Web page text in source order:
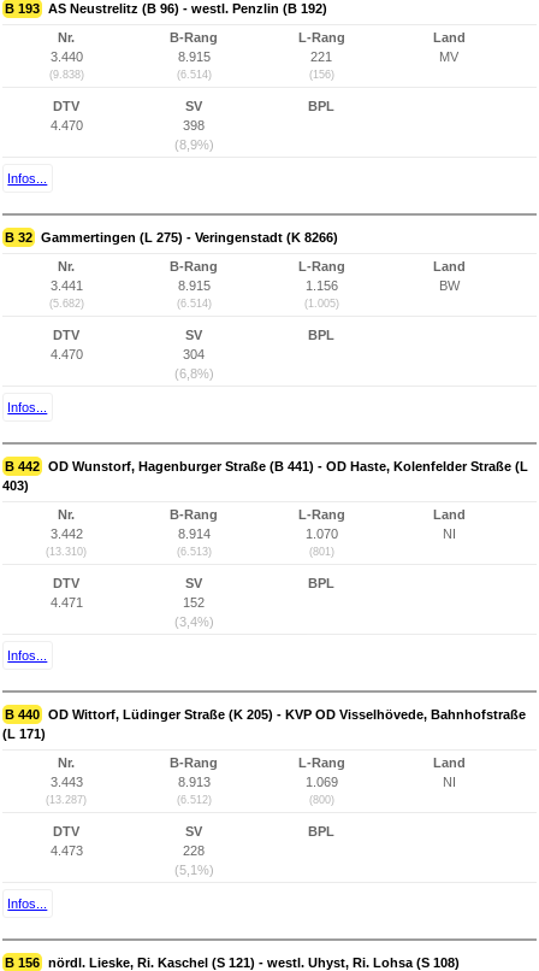
B 193 AS Neustrelitz (B 96) - westl. Penzlin (B 192)
Nr.
3.440
(9.838)
B-Rang
8.915
(6.514)
L-Rang
221
(156)
Land
MV
DTV
4.470
SV
398
(8,9%)
BPL
Infos...
B 32 Gammertingen (L 275) - Veringenstadt (K 8266)
Nr.
3.441
(5.682)
B-Rang
8.915
(6.514)
L-Rang
1.156
(1.005)
Land
BW
DTV
4.470
SV
304
(6,8%)
BPL
Infos...
B 442 OD Wunstorf, Hagenburger Straße (B 441) - OD Haste, Kolenfelder Straße (L
403)
Nr.
3.442
(13.310)
B-Rang
8.914
(6.513)
L-Rang
1.070
(801)
Land
NI
DTV
4.471
SV
152
(3,4%)
BPL
Infos...
B 440 OD Wittorf, Lüdinger Straße (K 205) - KVP OD Visselhövede, Bahnhofstraße
(L 171)
Nr.
3.443
(13.287)
B-Rang
8.913
(6.512)
L-Rang
1.069
(800)
Land
NI
DTV
4.473
SV
228
(5,1%)
BPL
Infos...
B 156 nördl. Lieske, Ri. Kaschel (S 121) - westl. Uhyst, Ri. Lohsa (S 108)